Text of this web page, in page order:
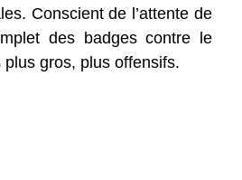
Conscient de l’attente de
des badges contre le
gros, plus offensifs.